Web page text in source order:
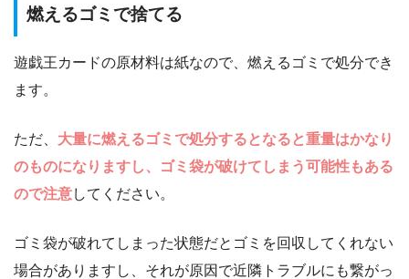
燃えるゴミで捨てる
遊戯王カードの原材料は紙なので、燃えるゴミで処分でき
ます。
ただ、 大量に燃えるゴミで処分するとなると重量はかなり
のものになりますし、ゴミ袋が破けてしまう可能性もある
ので注意してください。
ゴミ袋が破れてしまった状態だとゴミを回収してくれない
場合がありますし、それが原因で近隣トラブルにも繋がっ